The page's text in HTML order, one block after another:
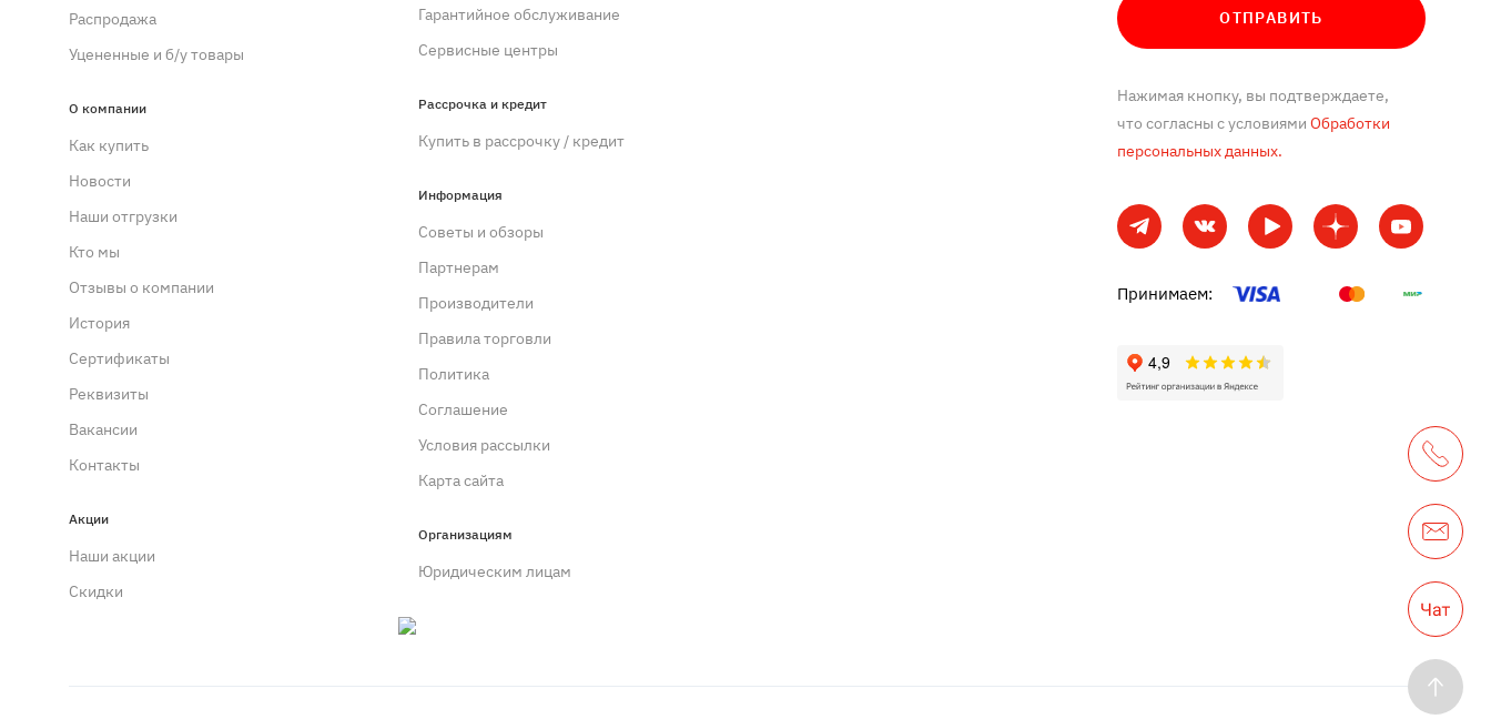
Распродажа
Уцененные и б/у товары
О компании
Как купить
Новости
Наши отгрузки
Кто мы
Отзывы о компании
История
Сертификаты
Реквизиты
Вакансии
Контакты
Акции
Наши акции
Скидки
Гарантийное обслуживание
Сервисные центры
Рассрочка и кредит
Купить в рассрочку / кредит
Информация
Советы и обзоры
Партнерам
Производители
Правила торговли
Политика
Cоглашение
Условия рассылки
Карта сайта
Организациям
Юридическим лицам
ОТПРАВИТЬ
Нажимая кнопку, вы подтверждаете,
что согласны с условиями Обработки
персональных данных.
Принимаем: